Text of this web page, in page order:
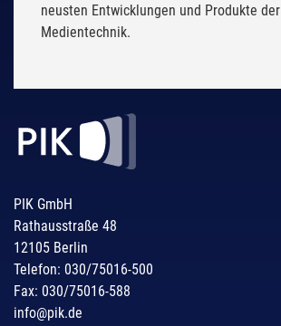
neusten Entwicklungen und Produkte der
Medientechnik.
PIK GmbH
Rathausstraße 48
12105 Berlin
Telefon: 030/75016-500
Fax: 030/75016-588
info@pik.de